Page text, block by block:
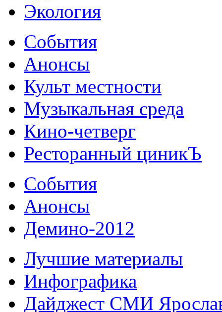
Экология
События
Анонсы
Культ местности
Музыкальная среда
Кино-четверг
Ресторанный циникЪ
События
Анонсы
Демино-2012
Лучшие материалы
Инфографика
Дайджест СМИ